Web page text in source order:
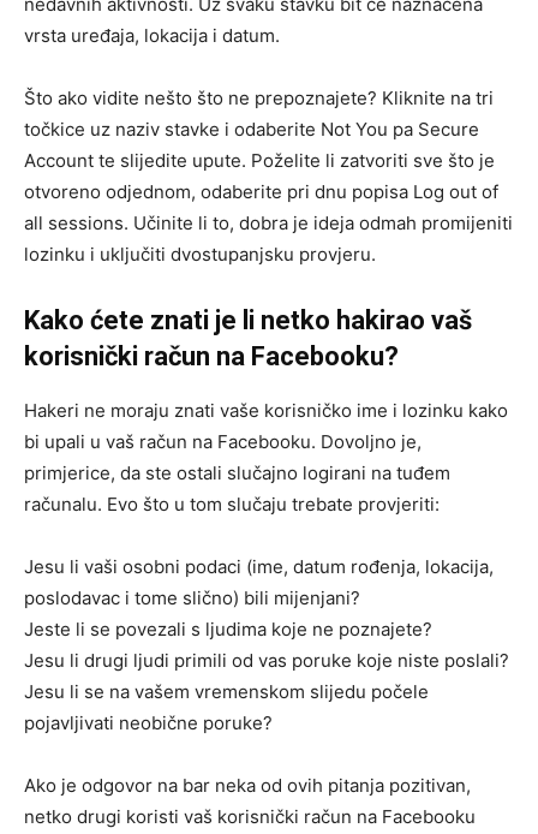
vrsta uređaja, lokacija i datum.
Što ako vidite nešto što ne prepoznajete? Kliknite na tri
točkice uz naziv stavke i odaberite Not You pa Secure
Account te slijedite upute. Poželite li zatvoriti sve što je
otvoreno odjednom, odaberite pri dnu popisa Log out of
all sessions. Učinite li to, dobra je ideja odmah promijeniti
lozinku i uključiti dvostupanjsku provjeru.
Kako ćete znati je li netko hakirao vaš
korisnički račun na Facebooku?
Hakeri ne moraju znati vaše korisničko ime i lozinku kako
bi upali u vaš račun na Facebooku. Dovoljno je,
primjerice, da ste ostali slučajno logirani na tuđem
računalu. Evo što u tom slučaju trebate provjeriti:
Jesu li vaši osobni podaci (ime, datum rođenja, lokacija,
poslodavac i tome slično) bili mijenjani?
Jeste li se povezali s ljudima koje ne poznajete?
Jesu li drugi ljudi primili od vas poruke koje niste poslali?
Jesu li se na vašem vremenskom slijedu počele
pojavljivati neobične poruke?
Ako je odgovor na bar neka od ovih pitanja pozitivan,
netko drugi koristi vaš korisnički račun na Facebooku